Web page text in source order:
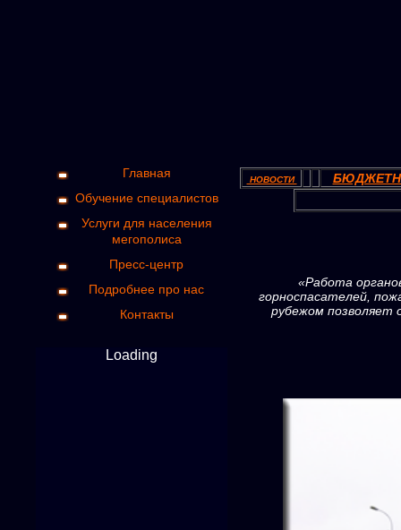
Главная
Обучение специалистов
Услуги для населения
мегополиса
Пресс-центр
Подробнее про нас
Контакты
Loading
НОВОСТИ
«Работа
горноспасателей,
рубежом позволяет